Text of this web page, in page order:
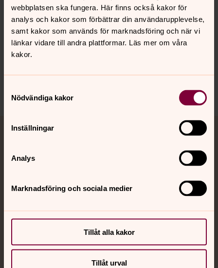
webbplatsen ska fungera. Här finns också kakor för
analys och kakor som förbättrar din användarupplevelse,
samt kakor som används för marknadsföring och när vi
länkar vidare till andra plattformar. Läs mer om våra
kakor.
Nödvändiga kakor
Inställningar
Analys
Marknadsföring och sociala medier
Tillåt alla kakor
Tillåt urval
och ansvar, Verbum, Stockholm, 2008. ISBN:
9152632024.
Senast ändrad 6 oktober 2022
Akut samtals- och krisstöd. Prata eller chatta anonymt
Digitalt brev